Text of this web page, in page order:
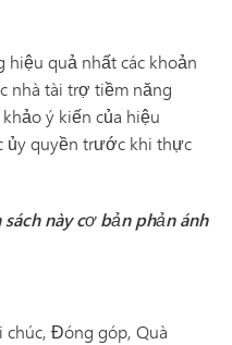
quả nhất các khoản
nhà tài trợ tiềm năng
ý kiến của hiệu
quyền trước khi thực
này cơ bản phản ánh
chúc, Đóng góp, Quà